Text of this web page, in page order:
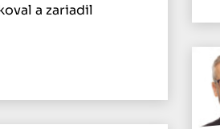
a zariadil